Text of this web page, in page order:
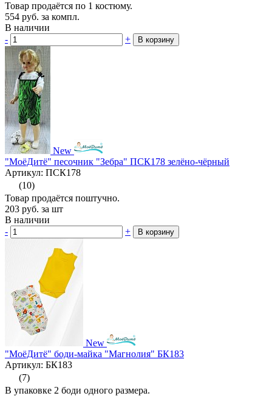
Товар продаётся по 1 костюму.
554 руб. за компл.
В наличии
-
+ В корзину
New
"МоёДитё" песочник "Зебра" ПСК178 зелёно-чёрный
Артикул: ПСК178
(10)
Товар продаётся поштучно.
203 руб. за шт
В наличии
-
+ В корзину
New
"МоёДитё" боди-майка "Магнолия" БК183
Артикул: БК183
(7)
В упаковке 2 боди одного размера.